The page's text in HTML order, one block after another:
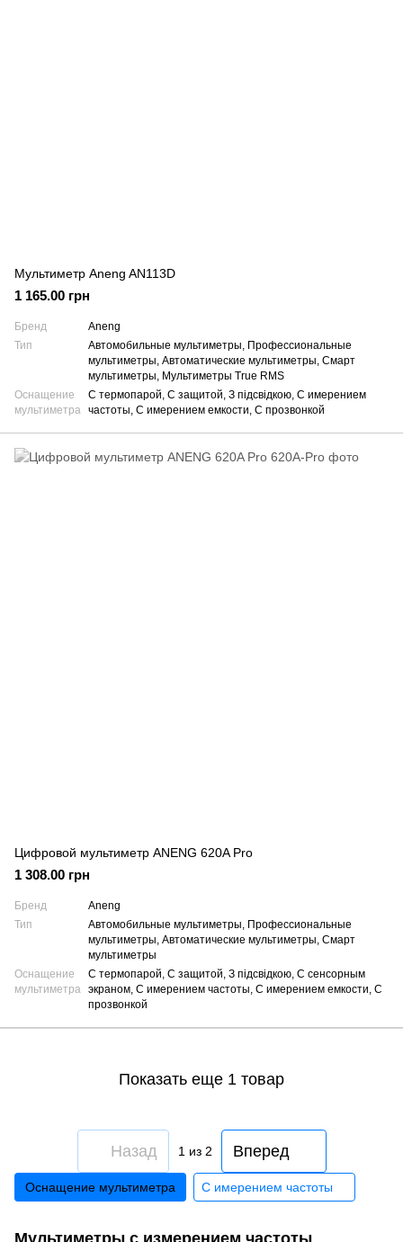
Мультиметр Aneng AN113D
1 165.00 грн
Бренд
Aneng
Тип
Автомобильные мультиметры, Профессиональные
мультиметры, Автоматические мультиметры, Смарт
мультиметры, Мультиметры True RMS
Оснащение
мультиметра
С термопарой, С защитой, З підсвідкою, С имерением
частоты, С имерением емкости, С прозвонкой
Цифровой мультиметр ANENG 620A Pro
1 308.00 грн
Бренд
Aneng
Тип
Автомобильные мультиметры, Профессиональные
мультиметры, Автоматические мультиметры, Смарт
мультиметры
Оснащение
мультиметра
С термопарой, С защитой, З підсвідкою, С сенсорным
экраном, С имерением частоты, С имерением емкости, С
прозвонкой
Показать еще 1 товар
Назад 1 из 2 Вперед
Мультиметры с измерением частоты
Оснащение мультиметра С имерением частоты